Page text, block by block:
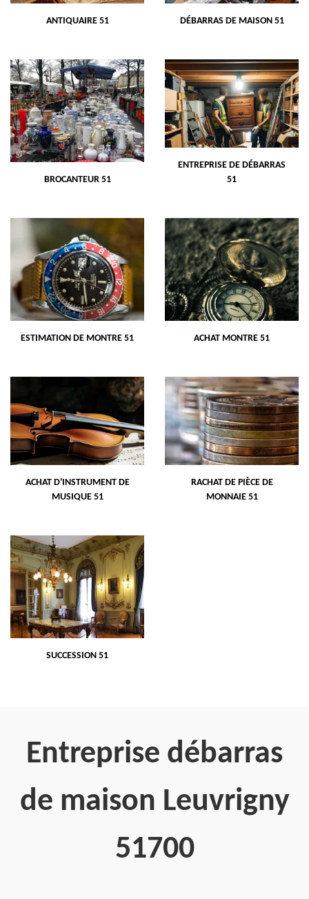
ANTIQUAIRE 51 DÉBARRAS DE MAISON 51
BROCANTEUR 51
ENTREPRISE DE DÉBARRAS
51
ESTIMATION DE MONTRE 51 ACHAT MONTRE 51
ACHAT D'INSTRUMENT DE
MUSIQUE 51
RACHAT DE PIÈCE DE
MONNAIE 51
SUCCESSION 51
Entreprise débarras
de maison Leuvrigny
51700